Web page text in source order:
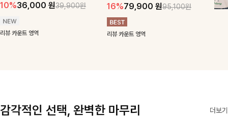
10%36,000 원39,900원
리뷰 카운트 영역
16%79,900 원95,100원
리뷰 카운트 영역
감각적인 선택, 완벽한 마무리 더보기